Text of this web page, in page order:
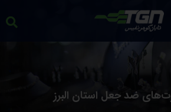
ضد جعل استان البرز